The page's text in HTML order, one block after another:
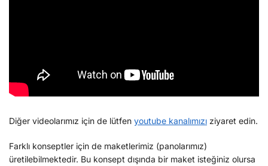
Diğer videolarımız için de lütfen youtube kanalımızı ziyaret edin.
Farklı konseptler için de maketlerimiz (panolarımız)
üretilebilmektedir. Bu konsept dışında bir maket isteğiniz olursa